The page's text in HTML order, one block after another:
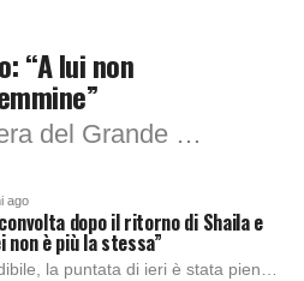
“A lui non
La puntata d ieri sera del Grande Fratello, come da copione, ci ha regalato delle perle. Il programma condotto da Alfonso Signorini e affiancato da Beatrice...
ago
dopo il ritorno di Shaila e
non è più la stessa”
Come prevedibile, la puntata di ieri è stata piena di colpi di scena, scontri e faccia a faccia. Alfonso Signorini, affiancato da Rebecca, Beatrice e Cesara,...